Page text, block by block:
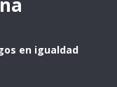
en igualdad